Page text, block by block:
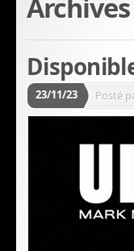
23/11/23 Posté